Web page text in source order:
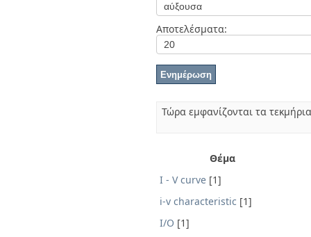
Αποτελέσματα:
Τώρα εμφανίζονται τα
Θέμα
I - V curve [1]
i-v characteristic [1]
I/O [1]